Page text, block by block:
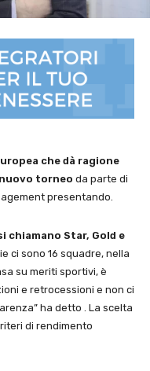
che dà ragione
torneo da parte di
presentando.
chiamano Star, Gold e
ci sono 16 squadre, nella
su meriti sportivi, è
e retrocessioni e non ci
ha detto . La scelta
di rendimento